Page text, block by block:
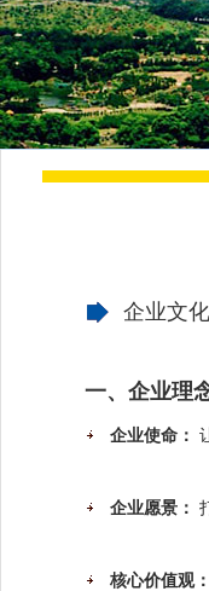
企业文化
一、企业理
企业使命：
企业愿景：
核心价值观：